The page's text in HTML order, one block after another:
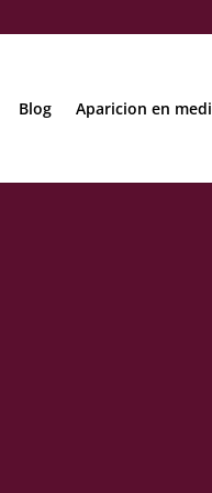
Blog Aparicion en